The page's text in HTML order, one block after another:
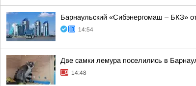
Барнаульский «Сибэнергомаш – БКЗ»
14:54
Две самки лемура поселились в
14:48